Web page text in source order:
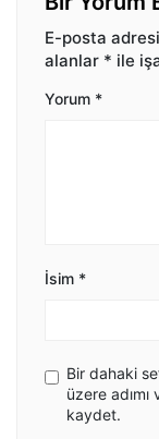
E-posta
alanlar * ile
Yorum *
İsim *
Bir dahaki
üzere
kaydet.